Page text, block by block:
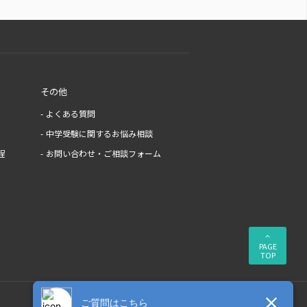
PAGE
TOP
その他
よくある質問
中学受験に関するお悩み相談
お問い合わせ・ご相談フォーム